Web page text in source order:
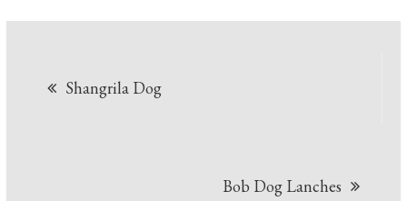
Shangrila Dog
Bob Dog Lanches